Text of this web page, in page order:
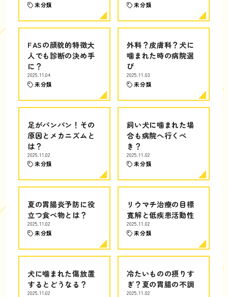
未分類 未分類
FASの顔貌的特徴大
人でも診断の決め手
に？
2025.11.04
未分類
外科？皮膚科？犬に
噛まれた時の病院選
び
2025.11.03
未分類
足がパンパン！その
原因とメカニズムと
は？
2025.11.02
未分類
飼い犬に噛まれた場
合も病院へ行くべ
き？
2025.11.02
未分類
夏の胃腸炎予防に役
立つ食べ物とは？
2025.11.02
未分類
リウマチ治療の目標
寛解と低疾患活動性
2025.11.02
未分類
犬に噛まれた傷放置
するとどうなる？
2025.11.02
冷たいものの摂りす
ぎ？夏の胃腸の不調
2025.11.02